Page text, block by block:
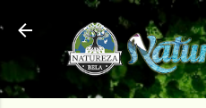
Pular para o